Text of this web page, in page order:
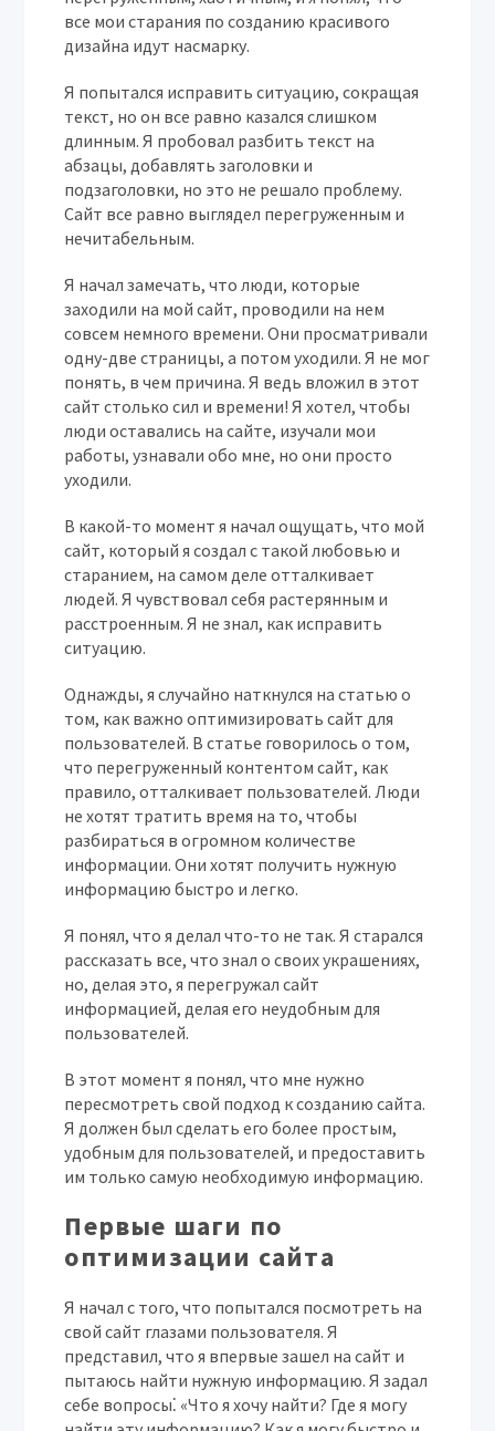
все мои старания по созданию красивого
дизайна идут насмарку.
Я попытался исправить ситуацию, сокращая
текст, но он все равно казался слишком
длинным. Я пробовал разбить текст на
абзацы, добавлять заголовки и
подзаголовки, но это не решало проблему.
Сайт все равно выглядел перегруженным и
нечитабельным.
Я начал замечать, что люди, которые
заходили на мой сайт, проводили на нем
совсем немного времени. Они просматривали
одну-две страницы, а потом уходили. Я не мог
понять, в чем причина. Я ведь вложил в этот
сайт столько сил и времени! Я хотел, чтобы
люди оставались на сайте, изучали мои
работы, узнавали обо мне, но они просто
уходили.
В какой-то момент я начал ощущать, что мой
сайт, который я создал с такой любовью и
старанием, на самом деле отталкивает
людей. Я чувствовал себя растерянным и
расстроенным. Я не знал, как исправить
ситуацию.
Однажды, я случайно наткнулся на статью о
том, как важно оптимизировать сайт для
пользователей. В статье говорилось о том,
что перегруженный контентом сайт, как
правило, отталкивает пользователей. Люди
не хотят тратить время на то, чтобы
разбираться в огромном количестве
информации. Они хотят получить нужную
информацию быстро и легко.
Я понял, что я делал что-то не так. Я старался
рассказать все, что знал о своих украшениях,
но, делая это, я перегружал сайт
информацией, делая его неудобным для
пользователей.
В этот момент я понял, что мне нужно
пересмотреть свой подход к созданию сайта.
Я должен был сделать его более простым,
удобным для пользователей, и предоставить
им только самую необходимую информацию.
Первые шаги по
оптимизации сайта
Я начал с того, что попытался посмотреть на
свой сайт глазами пользователя. Я
представил, что я впервые зашел на сайт и
пытаюсь найти нужную информацию. Я задал
себе вопросы⁚ «Что я хочу найти? Где я могу